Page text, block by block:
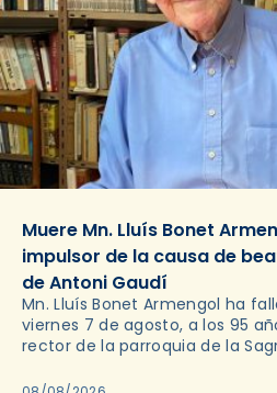
Muere Mn. Lluís Bonet
impulsor de la causa de
de Antoni Gaudí
Mn. Lluís Bonet Armengol ha
viernes 7 de agosto, a los 95
rector de la parroquia de la